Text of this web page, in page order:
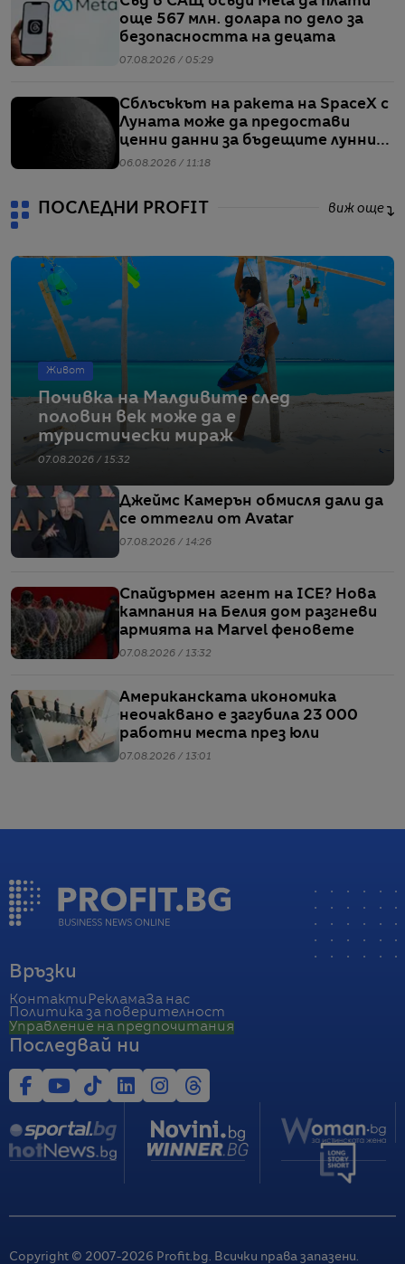
още 567 млн. долара по дело за
безопасността на децата
07.08.2026 / 05:29
Сблъсъкът на ракета на SpaceX с
Луната може да предостави
ценни данни за бъдещите лунни
мисии
06.08.2026 / 11:18
ПОСЛЕДНИ PROFIT виж още
Живот
Почивка на Малдивите след
половин век може да е
туристически мираж
07.08.2026 / 15:32
Джеймс Камерън обмисля дали да
се оттегли от Avatar
07.08.2026 / 14:26
Спайдърмен агент на ICE? Нова
кампания на Белия дом разгневи
армията на Marvel феновете
07.08.2026 / 13:32
Американската икономика
неочаквано е загубила 23 000
работни места през юли
07.08.2026 / 13:01
Връзки
Контакти РекламаЗа нас
Политика за поверителност
Управление на предпочитания
Последвай ни
Copyright © 2007-2026 Profit.bg. Всички права запазени.